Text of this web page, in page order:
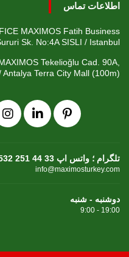
اطلاعات تماس
MAXIMOS Fatih Business
Sk. No:4A SISLI / Istanbul
Tekelioğlu Cad. 90A,
Terra City Mall (100m)
+90 532 251 44 33 تلگرام ؛ واتس اپ
info@maximosturkey.com
دوشنبه - شنبه
9:00 - 19:00